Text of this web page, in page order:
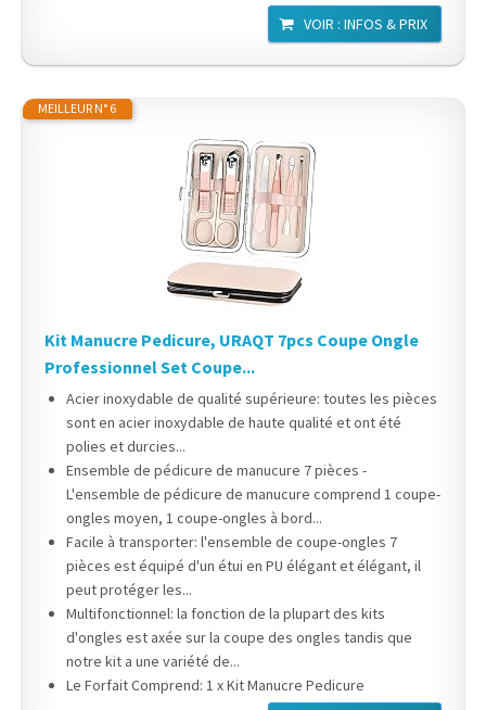
VOIR : INFOS & PRIX
MEILLEUR N° 6
Kit Manucre Pedicure, URAQT 7pcs Coupe Ongle
Professionnel Set Coupe...
Acier inoxydable de qualité supérieure: toutes les pièces
sont en acier inoxydable de haute qualité et ont été
polies et durcies...
Ensemble de pédicure de manucure 7 pièces -
L'ensemble de pédicure de manucure comprend 1 coupe-
ongles moyen, 1 coupe-ongles à bord...
Facile à transporter: l'ensemble de coupe-ongles 7
pièces est équipé d'un étui en PU élégant et élégant, il
peut protéger les...
Multifonctionnel: la fonction de la plupart des kits
d'ongles est axée sur la coupe des ongles tandis que
notre kit a une variété de...
Le Forfait Comprend: 1 x Kit Manucre Pedicure